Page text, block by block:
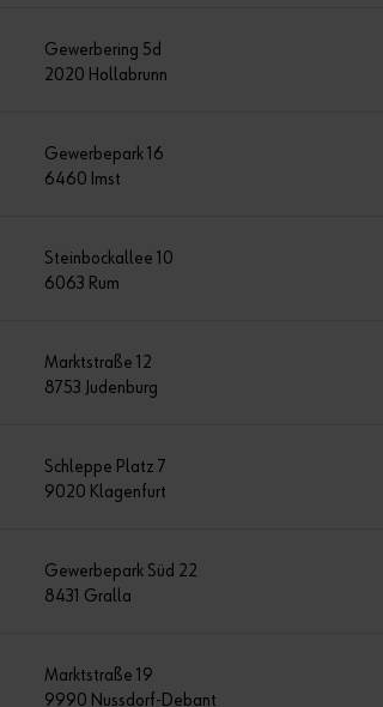
Gewerbering 5d
2020 Hollabrunn
Gewerbepark 16
6460 Imst
Steinbockallee 10
6063 Rum
Marktstraße 12
8753 Judenburg
Schleppe Platz 7
9020 Klagenfurt
Gewerbepark Süd 22
8431 Gralla
Marktstraße 19
9990 Nussdorf-Debant